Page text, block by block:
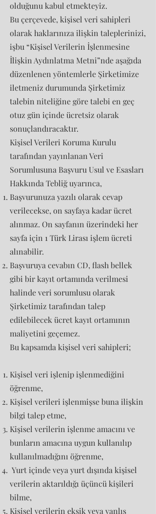
olduğunu kabul etmekteyiz.
Bu çerçevede, kişisel veri sahipleri
olarak haklarınıza ilişkin taleplerinizi,
işbu “Kişisel Verilerin İşlenmesine
İlişkin Aydınlatma Metni”nde aşağıda
düzenlenen yöntemlerle Şirketimize
iletmeniz durumunda Şirketimiz
talebin niteliğine göre talebi en geç
otuz gün içinde ücretsiz olarak
sonuçlandıracaktır.
Kişisel Verileri Koruma Kurulu
tarafından yayınlanan Veri
Sorumlusuna Başvuru Usul ve Esasları
Hakkında Tebliğ uyarınca,
Başvurunuza yazılı olarak cevap
verilecekse, on sayfaya kadar ücret
alınmaz. On sayfanın üzerindeki her
sayfa için 1 Türk Lirası işlem ücreti
alınabilir.
Başvuruya cevabın CD, flash bellek
gibi bir kayıt ortamında verilmesi
halinde veri sorumlusu olarak
Şirketimiz tarafından talep
edilebilecek ücret kayıt ortamının
maliyetini geçemez.
Bu kapsamda kişisel veri sahipleri;
Kişisel veri işlenip işlenmediğini
öğrenme,
Kişisel verileri işlenmişse buna ilişkin
bilgi talep etme,
Kişisel verilerin işlenme amacını ve
bunların amacına uygun kullanılıp
kullanılmadığını öğrenme,
Yurt içinde veya yurt dışında kişisel
verilerin aktarıldığı üçüncü kişileri
bilme,
Kişisel verilerin eksik veya yanlış